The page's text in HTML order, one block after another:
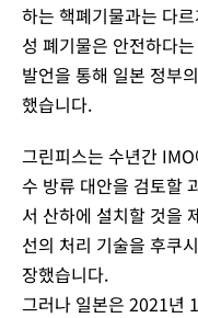
하는 핵폐기물과는 다
성 폐기물은 안전하다
발언을 통해 일본 정부
했습니다.
그린피스는 수년간
수 방류 대안을 검토할
서 산하에 설치할 것을
선의 처리 기술을 후쿠
장했습니다.
그러나 일본은 2021년